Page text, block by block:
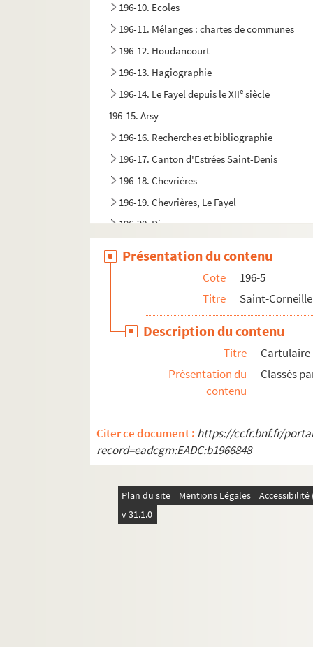
196-10. Ecoles
196-11. Mélanges : chartes de communes
196-12. Houdancourt
196-13. Hagiographie
196-14. Le Fayel depuis le XIIe siècle
196-15. Arsy
196-16. Recherches et bibliographie
196-17. Canton d'Estrées Saint-Denis
196-18. Chevrières
196-19. Chevrières, Le Fayel
196-20. Divers
Présentation du contenu
Cote
196-5
Titre
Saint-
Description du contenu
Titre
Cartulaire
Présentation du
contenu
Classés
Citer ce document : https://ccfr.bnf.fr/
record=eadcgm:EADC:b1966848
Plan du site Mentions Légales
v 31.1.0